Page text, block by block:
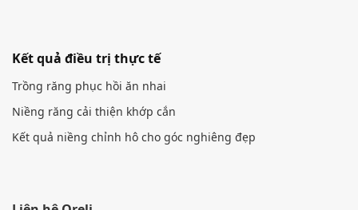
Kết quả điều trị thực tế
Trồng răng phục hồi ăn nhai
Niềng răng cải thiện khớp cắn
Kết quả niềng chỉnh hô cho góc nghiêng đẹp